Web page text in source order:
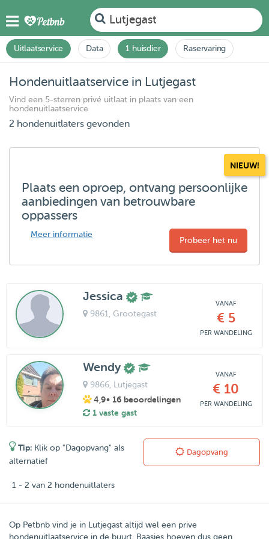
Lutjegast
Uitlaatservice Data 1 huisdier Raservaring
Hondenuitlaatservice in Lutjegast
Vind een 5-sterren privé uitlaat in plaats van een
hondenuitlaatservice
2 hondenuitlaters gevonden
NIEUW!
Plaats een oproep, ontvang persoonlijke
aanbiedingen van betrouwbare
oppassers
Meer informatie
Probeer het nu
Jessica
9861 , Grootegast
VANAF
€ 5
PER WANDELING
Wendy
9866, Lutjegast
4,9• 16 beoordelingen
1 vaste gast
VANAF
€ 10
PER WANDELING
Tip: Klik op "Dagopvang" als
alternatief
Dagopvang
1 - 2 van 2 hondenuitlaters
Op Petbnb vind je in Lutjegast altijd wel een prive
hondenuitlaatservice in de buurt. Baasjes hoeven dus geen